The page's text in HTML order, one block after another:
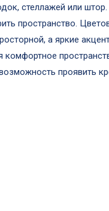
стеллажей или
пространство.
а яркие
комфортное
проявить